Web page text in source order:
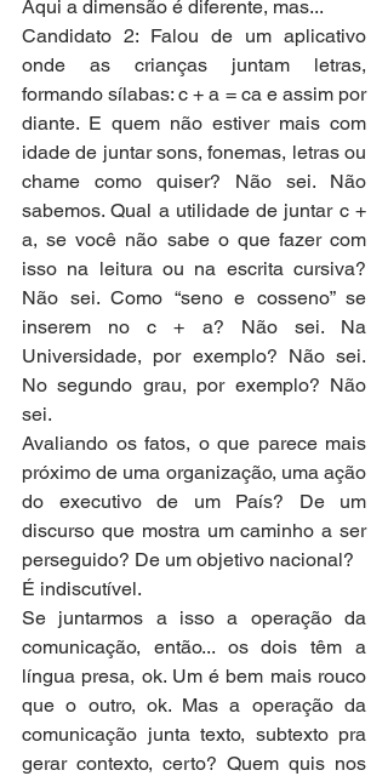
Aqui a dimensão é diferente, mas...
Candidato 2: Falou de um aplicativo
onde as crianças juntam letras,
formando sílabas: c + a = ca e assim por
diante. E quem não estiver mais com
idade de juntar sons, fonemas, letras ou
chame como quiser? Não sei. Não
sabemos. Qual a utilidade de juntar c +
a, se você não sabe o que fazer com
isso na leitura ou na escrita cursiva?
Não sei. Como “seno e cosseno” se
inserem no c + a? Não sei. Na
Universidade, por exemplo? Não sei.
No segundo grau, por exemplo? Não
sei.
Avaliando os fatos, o que parece mais
próximo de uma organização, uma ação
do executivo de um País? De um
discurso que mostra um caminho a ser
perseguido? De um objetivo nacional?
É indiscutível.
Se juntarmos a isso a operação da
comunicação, então... os dois têm a
língua presa, ok. Um é bem mais rouco
que o outro, ok. Mas a operação da
comunicação junta texto, subtexto pra
gerar contexto, certo? Quem quis nos